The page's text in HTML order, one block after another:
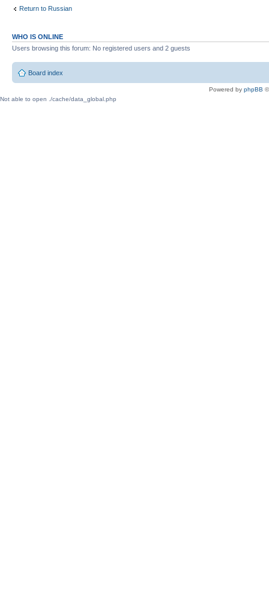
Return to Russian
WHO IS ONLINE
Users browsing this forum: No registered users and 2 guests
Board index
Powered by phpBB
Not able to open ./cache/data_global.php